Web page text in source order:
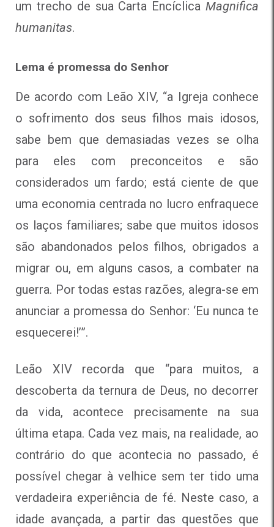
um trecho de sua Carta Encíclica Magnifica
humanitas.
Lema é promessa do Senhor
De acordo com Leão XIV, “a Igreja conhece
o sofrimento dos seus filhos mais idosos,
sabe bem que demasiadas vezes se olha
para eles com preconceitos e são
considerados um fardo; está ciente de que
uma economia centrada no lucro enfraquece
os laços familiares; sabe que muitos idosos
são abandonados pelos filhos, obrigados a
migrar ou, em alguns casos, a combater na
guerra. Por todas estas razões, alegra-se em
anunciar a promessa do Senhor: ‘Eu nunca te
esquecerei!’”.
Leão XIV recorda que “para muitos, a
descoberta da ternura de Deus, no decorrer
da vida, acontece precisamente na sua
última etapa. Cada vez mais, na realidade, ao
contrário do que acontecia no passado, é
possível chegar à velhice sem ter tido uma
verdadeira experiência de fé. Neste caso, a
idade avançada, a partir das questões que